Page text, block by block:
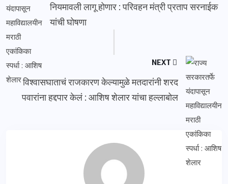
नियमावली लागू होणार : परिवहन मंत्री प्रताप सरनाईक
यांची घोषणा
NEXT
विश्वासघाताचं राजकारण केल्यामुळे मतदारांनी शरद
पवारांना हद्दपार केलं : आशिष शेलार यांचा हल्लाबोल